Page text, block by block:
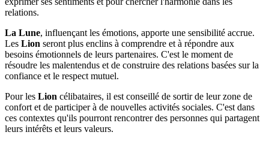
relations.
La Lune, influençant les émotions, apporte une sensibilité accrue.
Les Lion seront plus enclins à comprendre et à répondre aux
besoins émotionnels de leurs partenaires. C'est le moment de
résoudre les malentendus et de construire des relations basées sur la
confiance et le respect mutuel.
Pour les Lion célibataires, il est conseillé de sortir de leur zone de
confort et de participer à de nouvelles activités sociales. C'est dans
ces contextes qu'ils pourront rencontrer des personnes qui partagent
leurs intérêts et leurs valeurs.